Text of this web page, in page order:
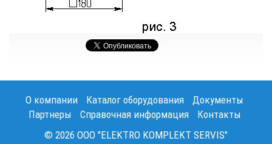
О компании Каталог оборудования
Документы
Партнеры
Справочная информация
Контакты
© 2026 OOO "ELEKTRO KOMPLEKT SERVIS"